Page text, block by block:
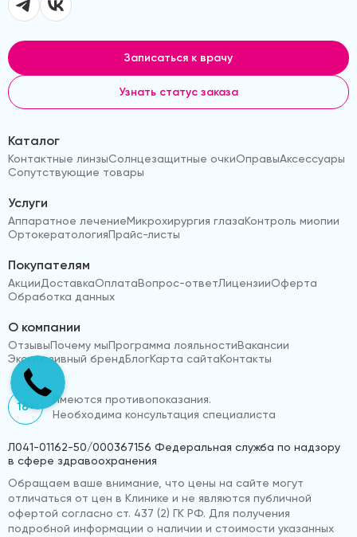
Записаться к врачу
Узнать статус заказа
Каталог
Контактные линзыСолнцезащитные очкиОправыАксессуары
Сопутствующие товары
Услуги
Аппаратное лечениеМикрохирургия глазаКонтроль миопии
ОртокератологияПрайс-листы
Покупателям
АкцииДоставкаОплатаВопрос-ответЛицензииОферта
Обработка данных
О компании
ОтзывыПочему мыПрограмма лояльностиВакансии
Эксклюзивный брендБлогКарта сайтаКонтакты
18+
Имеются противопоказания.
Необходима консультация специалиста
Л041-01162-50/000367156 Федеральная служба по надзору
в сфере здравоохранения
Обращаем ваше внимание, что цены на сайте могут
отличаться от цен в Клинике и не являются публичной
офертой согласно ст. 437 (2) ГК РФ. Для получения
подробной информации о наличии и стоимости указанных